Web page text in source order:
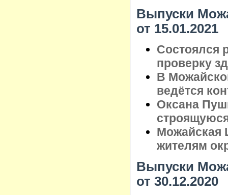
Выпуски
от 15.01.2021
Состоялся
проверку
В
ведётся
Оксана
Можайская
жителям
Выпуски
от 30.12.2020